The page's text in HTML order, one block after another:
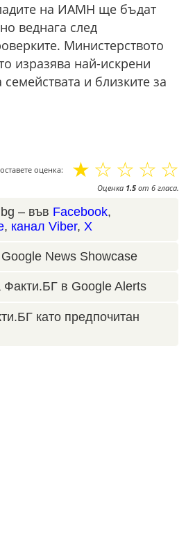
на ИАМН ще бъдат
веднага след
Министерството
изразява най-искрени
и близките за
оценка: ☆
☆
☆
☆
☆
Оценка 1.5 от 6 гласа.
– във Facebook,
, канал Viber, X
News Showcase
Факти.БГ в Google Alerts
като предпочитан